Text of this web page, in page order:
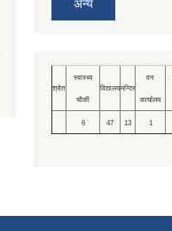
अन्य
श्रोत
स्वास्थ्य
चौकी
विद्यालयमन्दिर
वन
कार्यालय
6 47 13 1